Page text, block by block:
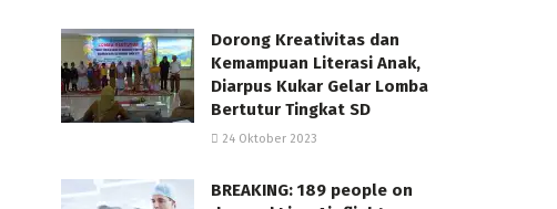
Dorong Kreativitas dan
Kemampuan Literasi Anak,
Diarpus Kukar Gelar Lomba
Bertutur Tingkat SD
24 Oktober 2023
BREAKING: 189 people on